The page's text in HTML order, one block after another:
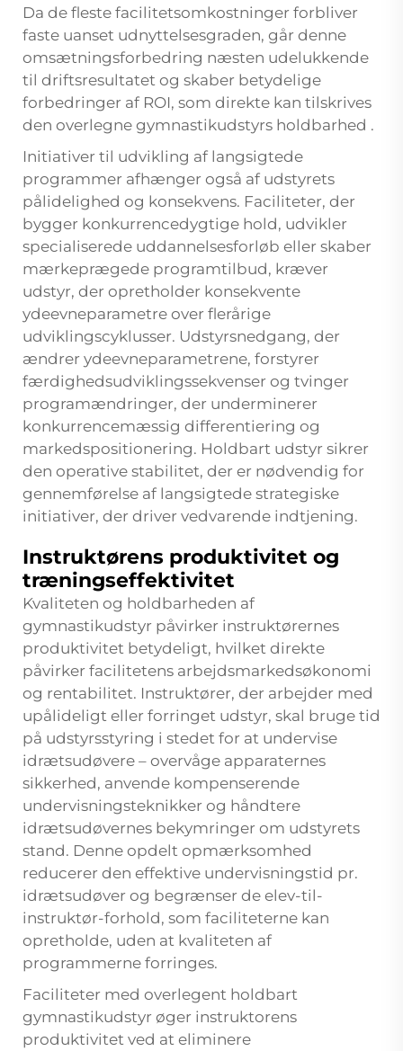
Da de fleste facilitetsomkostninger forbliver
faste uanset udnyttelsesgraden, går denne
omsætningsforbedring næsten udelukkende
til driftsresultatet og skaber betydelige
forbedringer af ROI, som direkte kan tilskrives
den overlegne gymnastikudstyrs holdbarhed .
Initiativer til udvikling af langsigtede
programmer afhænger også af udstyrets
pålidelighed og konsekvens. Faciliteter, der
bygger konkurrencedygtige hold, udvikler
specialiserede uddannelsesforløb eller skaber
mærkeprægede programtilbud, kræver
udstyr, der opretholder konsekvente
ydeevneparametre over flerårige
udviklingscyklusser. Udstyrsnedgang, der
ændrer ydeevneparametrene, forstyrer
færdighedsudviklingssekvenser og tvinger
programændringer, der underminerer
konkurrencemæssig differentiering og
markedspositionering. Holdbart udstyr sikrer
den operative stabilitet, der er nødvendig for
gennemførelse af langsigtede strategiske
initiativer, der driver vedvarende indtjening.
Instruktørens produktivitet og
træningseffektivitet
Kvaliteten og holdbarheden af
gymnastikudstyr påvirker instruktørernes
produktivitet betydeligt, hvilket direkte
påvirker facilitetens arbejdsmarkedsøkonomi
og rentabilitet. Instruktører, der arbejder med
upålideligt eller forringet udstyr, skal bruge tid
på udstyrsstyring i stedet for at undervise
idrætsudøvere – overvåge apparaternes
sikkerhed, anvende kompenserende
undervisningsteknikker og håndtere
idrætsudøvernes bekymringer om udstyrets
stand. Denne opdelt opmærksomhed
reducerer den effektive undervisningstid pr.
idrætsudøver og begrænser de elev-til-
instruktør-forhold, som faciliteterne kan
opretholde, uden at kvaliteten af
programmerne forringes.
Faciliteter med overlegent holdbart
gymnastikudstyr øger instruktorens
produktivitet ved at eliminere